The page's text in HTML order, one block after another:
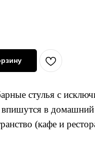
стулья с
впишутся в
(кафе и